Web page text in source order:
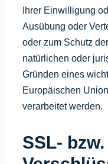
Ihrer Einwilligung
Ausübung oder
oder zum Schutz
natürlichen oder
Gründen eines
Europäischen
verarbeitet werden.
SSL-